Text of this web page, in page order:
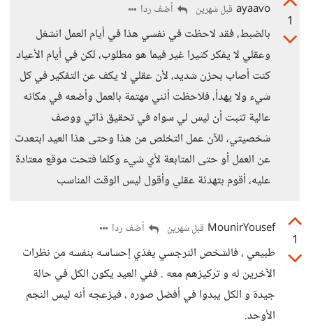
1
ayaavo قبل شهرين أضف ردا
بالضبط، فقد لاحظت في نفسي هذا في أيام العمل انشغل
وعقلي لا يفكر كثيرا غير فيما هو مطلوب، لكن في أيام الأعياد
كنت أصاب بحزن شديد، لأن عقلي لا يكف عن التفكير في كل
شيء ولا يهدأ، فلاحظت أنني مهتمة بالعمل وأضعه في مكانه
عالية تثبت أن ليس لي سواه في تحقيق ذاتي ووصف
شخصيتي، للآن عمل التخلص من هذا وحتى هذا العيد ابتعدت
عن العمل أو حتى المتابعة لأي شيء وكلما فتحت موقع معتادة
عليه، أقوم بتهدئة عقلي وأقول ليس الوقت المناسب
1
MounirYousef قبل شهرين أضف ردا
طبيعي ، فالشخص النرجسي يغذي إحساسه بنفسه من نظرات
الآخرين له و تركيزهم معه . ففي العيد يكون الكل في حالة
جيدة و الكل يبدوا في أفضل صوره ، فيزعجه أنه ليس النجم
الأوحد.